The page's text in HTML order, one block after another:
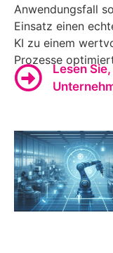
Anwendungsfall
Einsatz einen
KI zu einem
Prozesse
Lesen